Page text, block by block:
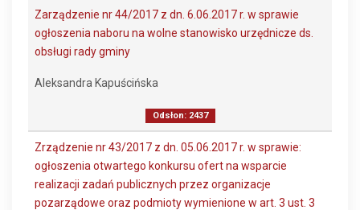
Zarządzenie nr 44/2017 z dn. 6.06.2017 r. w sprawie
ogłoszenia naboru na wolne stanowisko urzędnicze ds.
obsługi rady gminy
Aleksandra Kapuścińska
Odsłon: 2437
Zrządzenie nr 43/2017 z dn. 05.06.2017 r. w sprawie:
ogłoszenia otwartego konkursu ofert na wsparcie
realizacji zadań publicznych przez organizacje
pozarządowe oraz podmioty wymienione w art. 3 ust. 3